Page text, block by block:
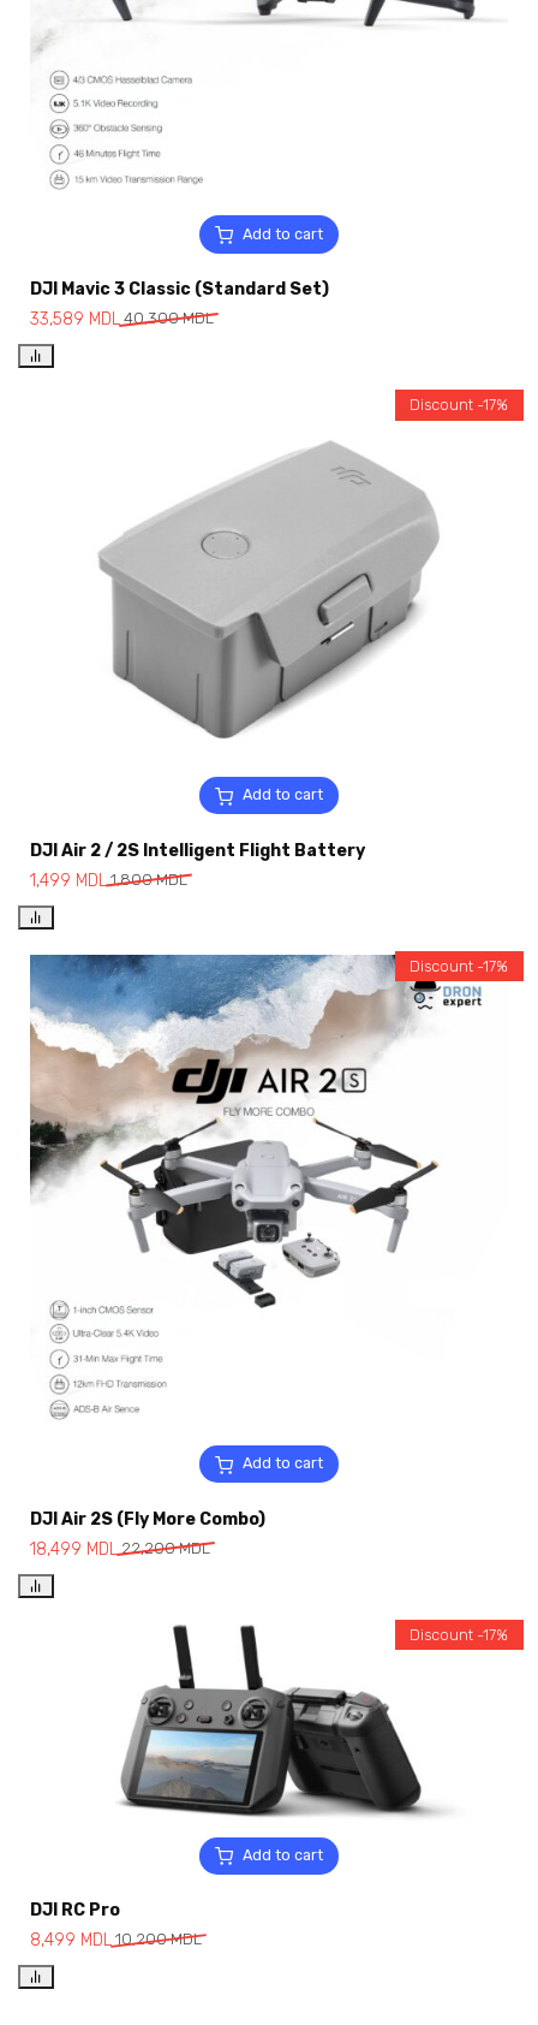
Add to cart
DJI Mavic 3 Classic (Standard Set)
40,300MDL
33,589 MDL
Add to cart
Discount -17%
DJI Air 2 / 2S Intelligent Flight Battery
1,800MDL
1,499 MDL
Add to cart
Discount -17%
DJI Air 2S (Fly More Combo)
22,200MDL
18,499 MDL
Add to cart
Discount -17%
DJI RC Pro
10,200MDL
8,499 MDL